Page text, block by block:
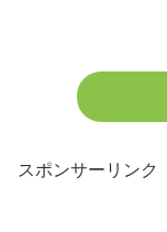
スポンサーリンク